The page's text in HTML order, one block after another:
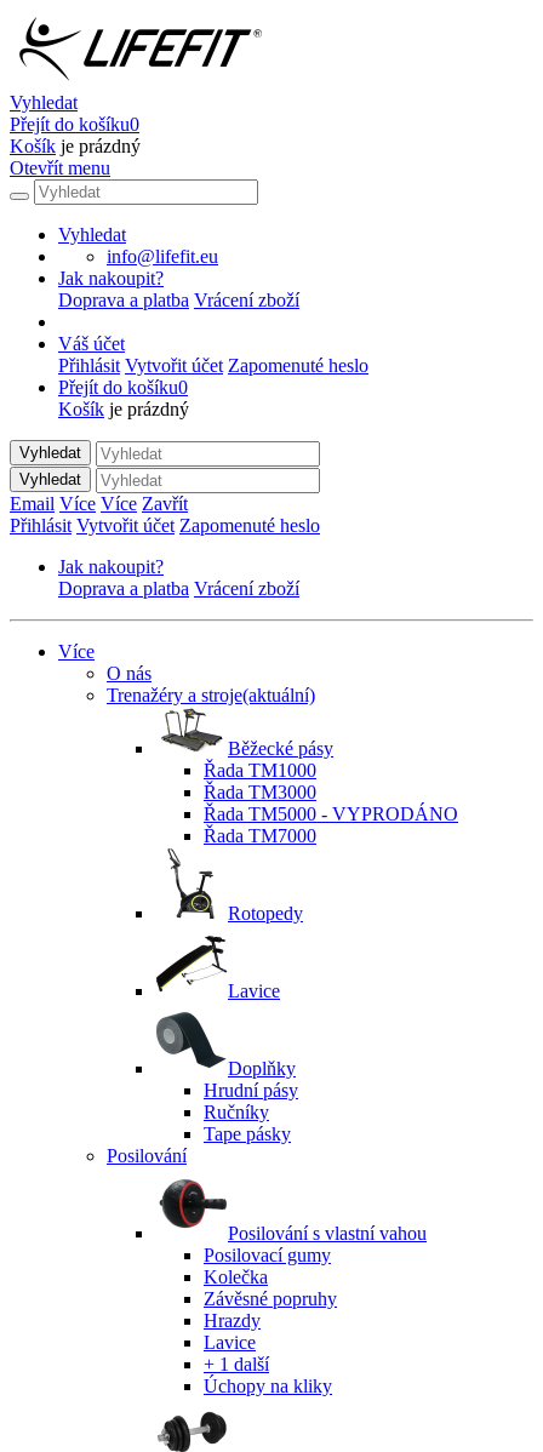
Vyhledat
Přejít do košíku0
Košík je prázdný
Otevřít menu
Vyhledat
info@lifefit.eu
Jak nakoupit?
Doprava a platba Vrácení zboží
Váš účet
Přihlásit Vytvořit účet Zapomenuté heslo
Přejít do košíku0
Košík je prázdný
Vyhledat
Vyhledat
Email Více Více Zavřít
Přihlásit Vytvořit účet Zapomenuté heslo
Jak nakoupit?
Doprava a platba Vrácení zboží
Více
O nás
Trenažéry a stroje(aktuální)
Běžecké pásy
Řada TM1000
Řada TM3000
Řada TM5000 - VYPRODÁNO
Řada TM7000
Rotopedy
Lavice
Doplňky
Hrudní pásy
Ručníky
Tape pásky
Posilování
Posilování s vlastní vahou
Posilovací gumy
Kolečka
Závěsné popruhy
Hrazdy
Lavice
+ 1 další
Úchopy na kliky